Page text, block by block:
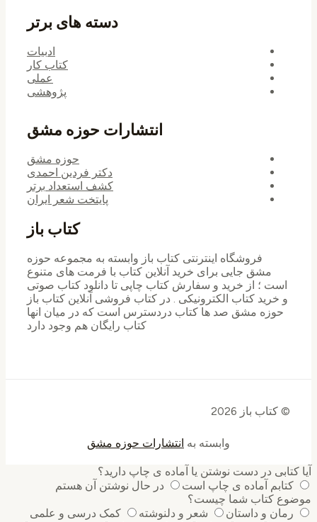
دسته های برتر
ادبیات
کتاب کار
عملی
پژوهشی
انتشارات حوزه مشق
حوزه مشق
دکتر فردین احمدی
کشف استعداد برتر
پایتخت شعر ایران
کتاب باز
فروشگاه اینترنتی کتاب باز وابسته به مجموعه حوزه
مشق جایی برای خرید ‌آنلاین کتاب با فرمت های متنوع
است ؛ از خرید و سفارش کتاب چاپی تا دانلود کتاب صوتی
و خرید کتاب الکترونیکی . در کتاب فروشی آنلاین کتاب باز
حوزه مشق صد ها کتاب دردسترس است که در میان انها
کتاب رایگان هم وجود دارد
© کتاب باز 2026
وابسته بهانتشارات حوزه مشق
کتابی در دست نوشتن یا آماده ی چاپ دارید؟
کتابم آماده ی چاپ است
در حال نوشتن آن هستم
کتاب شما چیست؟
رمان و داستان
شعر و دلنوشته
کمک درسی و علمی